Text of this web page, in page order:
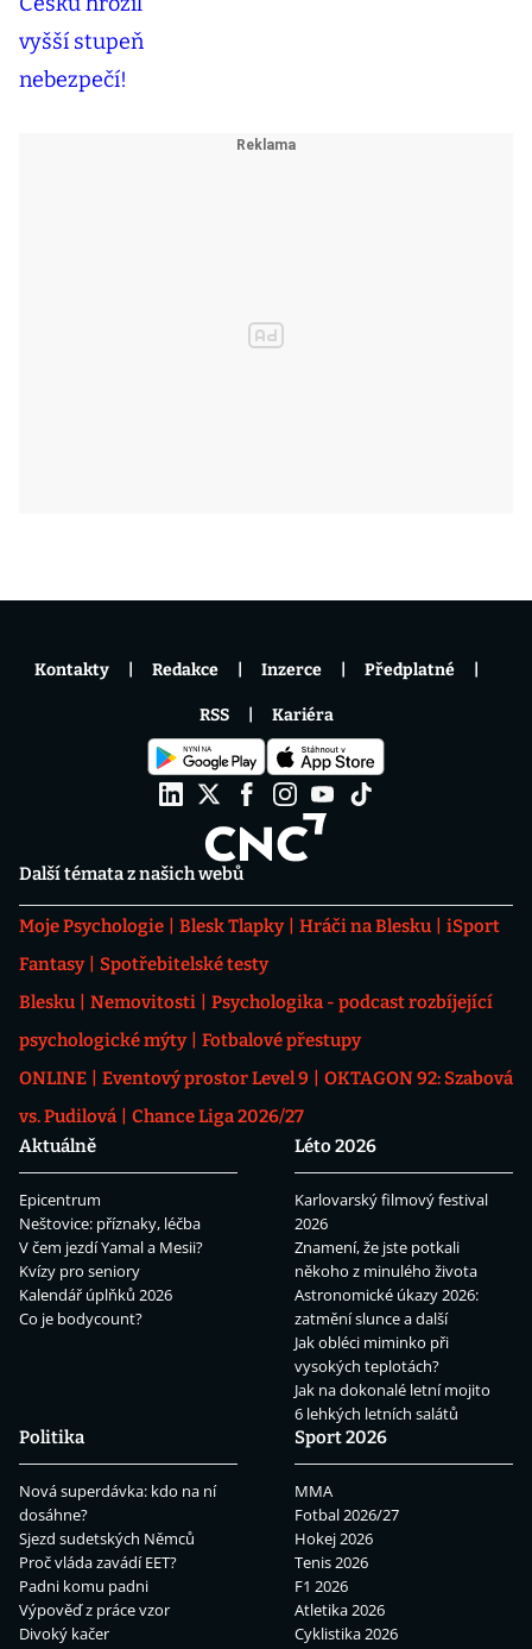
Další témata z našich webů
Moje Psychologie Blesk Tlapky Hráči na Blesku
iSport
Fantasy
Spotřebitelské testy
Blesku
Nemovitosti
Psychologika - podcast rozbíjející
psychologické mýty
Fotbalové přestupy
ONLINE
Eventový prostor Level 9
OKTAGON 92: Szabová
vs. Pudilová
Chance Liga 2026/27
Aktuálně
Epicentrum
Neštovice: příznaky, léčba
V čem jezdí Yamal a Mesii?
Kvízy pro seniory
Kalendář úplňků 2026
Co je bodycount?
Léto 2026
Karlovarský filmový festival
2026
Znamení, že jste potkali
někoho z minulého života
Astronomické úkazy 2026:
zatmění slunce a další
Jak obléci miminko při
vysokých teplotách?
Jak na dokonalé letní mojito
6 lehkých letních salátů
Politika
Nová superdávka: kdo na ní
dosáhne?
Sjezd sudetských Němců
Proč vláda zavádí EET?
Padni komu padni
Výpověď z práce vzor
Divoký kačer
Sport 2026
MMA
Fotbal 2026/27
Hokej 2026
Tenis 2026
F1 2026
Atletika 2026
Cyklistika 2026
Kontakty Redakce Inzerce Předplatné
RSS Kariéra